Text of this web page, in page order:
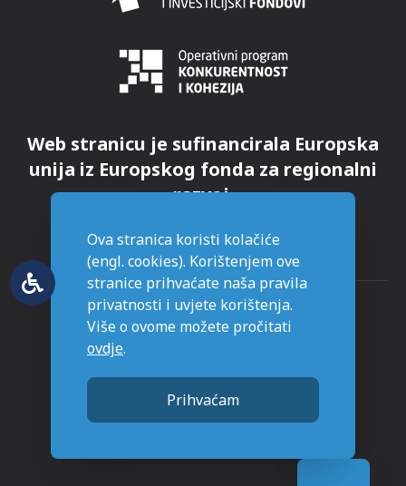
Web stranicu je sufinancirala Europska
unija iz Europskog fonda za regionalni
razvoj.
Stranice napravljene sa
Ova stranica koristi kolačiće
(engl. cookies). Korištenjem ove
stranice prihvaćate naša pravila
privatnosti i uvjete korištenja.
Više o ovome možete pročitati
ovdje.
Prihvaćam